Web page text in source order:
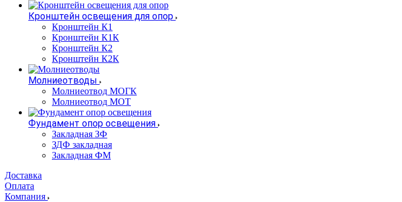
Кронштейн освещения для опор
Кронштейн К1
Кронштейн К1К
Кронштейн К2
Кронштейн К2К
Молниеотводы
Молниеотвод МОГК
Молниеотвод МОТ
Фундамент опор освещения
Закладная ЗФ
ЗДФ закладная
Закладная ФМ
Доставка
Оплата
Компания